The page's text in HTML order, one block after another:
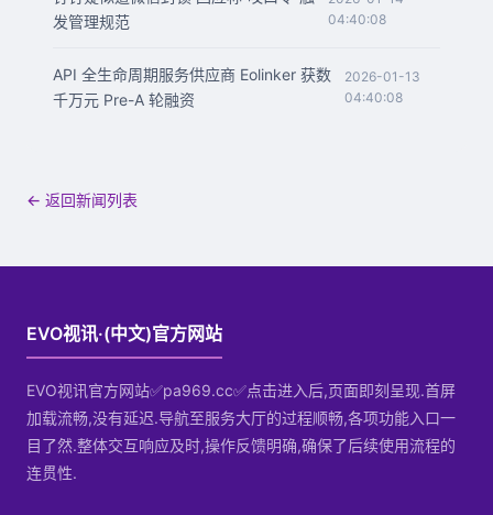
发管理规范
04:40:08
API 全生命周期服务供应商 Eolinker 获数
千万元 Pre-A 轮融资
2026-01-13
04:40:08
← 返回新闻列表
EVO视讯·(中文)官方网站
EVO视讯官方网站✅pa969.cc✅点击进入后,页面即刻呈现.首屏
加载流畅,没有延迟.导航至服务大厅的过程顺畅,各项功能入口一
目了然.整体交互响应及时,操作反馈明确,确保了后续使用流程的
连贯性.